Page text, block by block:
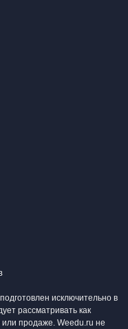
исключительно в
рассматривать как
продаже. Weedu.ru не